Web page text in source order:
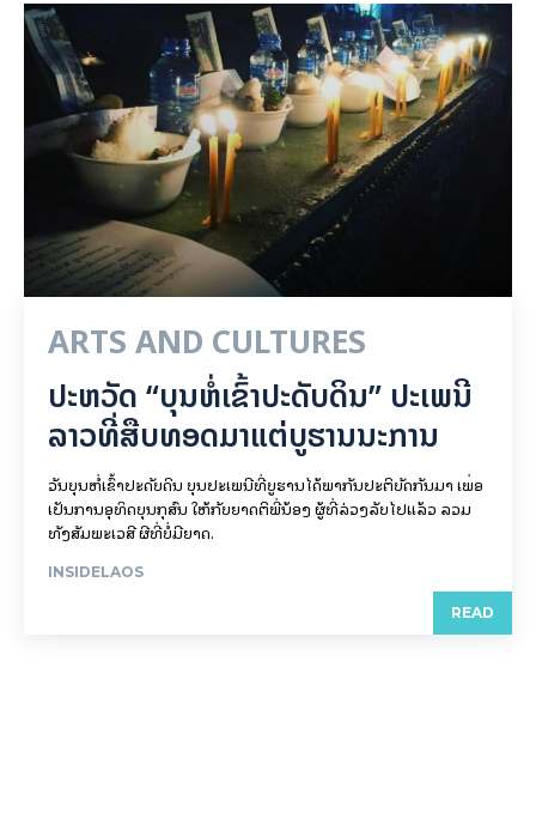
ARTS AND CULTURES
ປະຫວັດ “ບຸນຫໍ່ເຂົ້າປະດັບດິນ” ປະເພນີ
ລາວທີ່ສືບທອດມາແຕ່ບູຮານນະການ
ວັນບຸນຫໍ່ເຂົ້າປະດັບດິນ ບຸນປະເພນີທີ່ບູຮານໄດ້ພາກັນປະຕິບັດກັນມາ ເພື່ອ
ເປັນການອຸທິດບຸນກຸສົນ ໃຫ້ກັບຍາດຕິພີ່ນ້ອງ ຜູ້ທີ່ລ່ວງລັບໄປແລ້ວ ລວມ
ທັງສັມພະເວສີ ຜີທີ່ບໍ່ມີຍາດ.
INSIDELAOS
READ